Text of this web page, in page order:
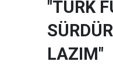
"TÜRK
LAZIM"